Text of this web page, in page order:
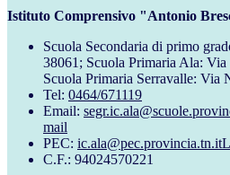
Istituto Comprensivo "Antonio
Scuola Secondaria di primo
38061; Scuola Primaria Ala:
Scuola Primaria Serravalle: Via
Tel: 0464/671119
Email:
mail
PEC: ic.ala@pec.provincia.tn.it
C.F.: 94024570221